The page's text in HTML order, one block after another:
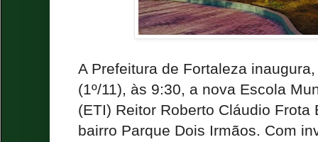
A Prefeitura de Fortaleza
(1º/11), às 9:30, a nova Escola
(ETI) Reitor Roberto Cláudio
bairro Parque Dois Irmãos. Com